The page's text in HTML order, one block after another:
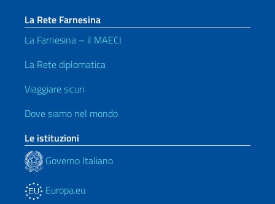
La Rete Farnesina
La Farnesina – il MAECI
La Rete diplomatica
Viaggiare sicuri
Dove siamo nel mondo
Le istituzioni
Governo Italiano
Europa.eu